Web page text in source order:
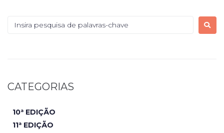
CATEGORIAS
10ª EDIÇÃO
11ª EDIÇÃO